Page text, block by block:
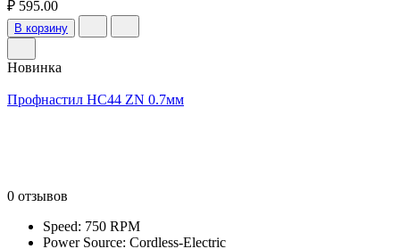
₽ 595.00
В корзину
Новинка
Профнастил НС44 ZN 0.7мм
0 отзывов
Speed: 750 RPM
Power Source: Cordless-Electric